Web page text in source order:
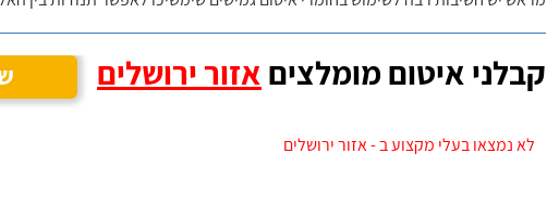
קבלני איטום מומלצים אזור ירושלים
לא נמצאו בעלי מקצוע ב - אזור ירושלים